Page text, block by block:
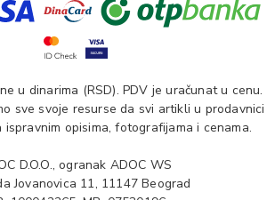
u dinarima (RSD). PDV je uračunat u cenu.
sve svoje resurse da svi artikli u prodavnici
opisima, fotografijama i cenama.
D.O.O., ogranak ADOC WS
Jovanovica 11, 11147 Beograd